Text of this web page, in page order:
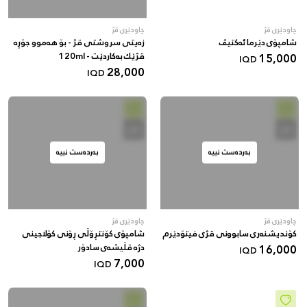
چاودێری قژ
شامپۆی دێرما ئەکتیڤ
15,000
IQD
چاودێری قژ
زەیتی سروشتی قژ - بۆ هەموو جۆڕە
قژێك بەکاردێت - 120ml
28,000
IQD
بەردەست نییە
چاودێری قژ
کۆندیشنەری سابوونی قژی فیتۆدێرم
16,000
IQD
بەردەست نییە
چاودێری قژ
شامپۆی کۆنتڕۆڵی ڕۆنی کۆلاجینی
دژە قڵیشەی سادۆر
7,000
IQD